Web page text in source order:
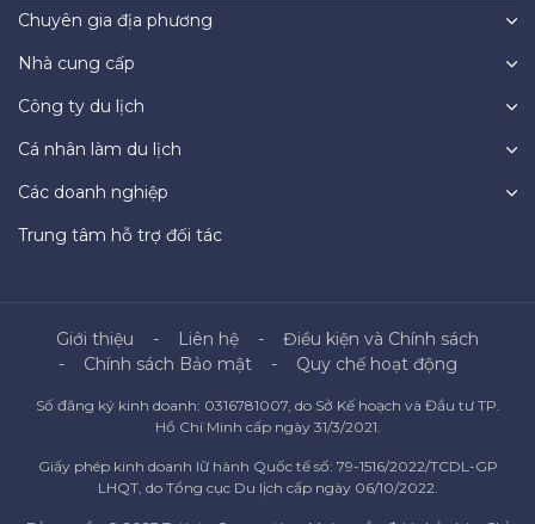
Chuyên gia địa phương
Nhà cung cấp
Công ty du lịch
Cá nhân làm du lịch
Các doanh nghiệp
Trung tâm hỗ trợ đối tác
Giới thiệu Liên hệ
Điều kiện và Chính sách
Chính sách Bảo mật
Quy chế hoạt động
Số đăng ký kinh doanh: 0316781007, do Sở Kế hoạch và Đầu tư TP.
Hồ Chí Minh cấp ngày 31/3/2021.
Giấy phép kinh doanh lữ hành Quốc tế số: 79-1516/2022/TCDL-GP
LHQT, do Tổng cục Du lịch cấp ngày 06/10/2022.